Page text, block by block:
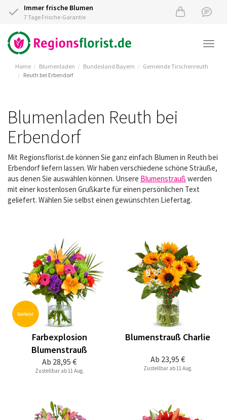
Immer frische Blumen
7 Tage Frische-Garantie
Home Blumenladen Bundesland Bayern
Gemeinde Tirschenreuth
Reuth bei Erbendorf
Blumenladen Reuth bei
Erbendorf
Mit Regionsflorist.de können Sie ganz einfach Blumen in Reuth bei
Erbendorf liefern lassen. Wir haben verschiedene schöne Sträuße,
aus denen Sie auswählen können. Unsere Blumenstrauß werden
mit einer kostenlosen Grußkarte für einen persönlichen Text
geliefert. Wählen Sie selbst einen gewünschten Liefertag.
Ab 28,95 €
Farbexplosion
Blumenstrauß
Zustellbar ab 11 Aug.
Ab 23,95 €
Blumenstrauß Charlie
Zustellbar ab 11 Aug.